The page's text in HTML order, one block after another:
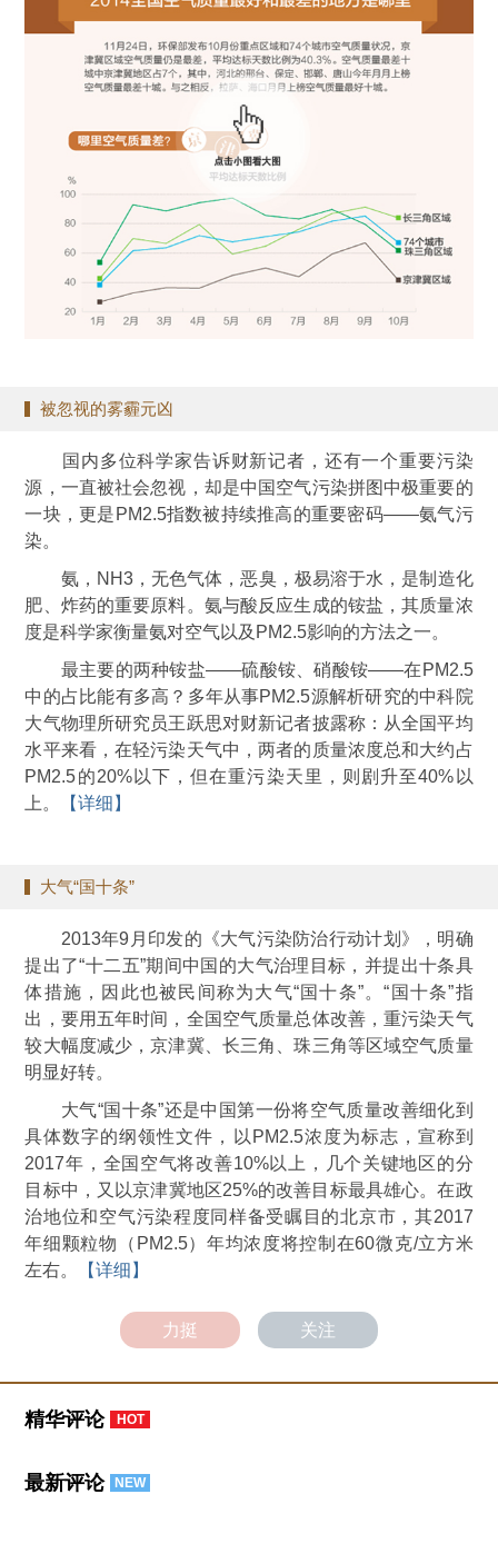
被忽视的雾霾元凶
国内多位科学家告诉财新记者，还有一个重要污染
源，一直被社会忽视，却是中国空气污染拼图中极重要的
一块，更是PM2.5指数被持续推高的重要密码——氨气污
染。
氨，NH3，无色气体，恶臭，极易溶于水，是制造化
肥、炸药的重要原料。氨与酸反应生成的铵盐，其质量浓
度是科学家衡量氨对空气以及PM2.5影响的方法之一。
最主要的两种铵盐——硫酸铵、硝酸铵——在PM2.5
中的占比能有多高？多年从事PM2.5源解析研究的中科院
大气物理所研究员王跃思对财新记者披露称：从全国平均
水平来看，在轻污染天气中，两者的质量浓度总和大约占
PM2.5的20%以下，但在重污染天里，则剧升至40%以
上。
【详细】
大气“国十条”
2013年9月印发的《大气污染防治行动计划》，明确
提出了“十二五”期间中国的大气治理目标，并提出十条具
体措施，因此也被民间称为大气“国十条”。“国十条”指
出，要用五年时间，全国空气质量总体改善，重污染天气
较大幅度减少，京津冀、长三角、珠三角等区域空气质量
明显好转。
大气“国十条”还是中国第一份将空气质量改善细化到
具体数字的纲领性文件，以PM2.5浓度为标志，宣称到
2017年，全国空气将改善10%以上，几个关键地区的分
目标中，又以京津冀地区25%的改善目标最具雄心。在政
治地位和空气污染程度同样备受瞩目的北京市，其2017
年细颗粒物（PM2.5）年均浓度将控制在60微克/立方米
左右。
【详细】
力挺 关注
精华评论 HOT
最新评论 NEW